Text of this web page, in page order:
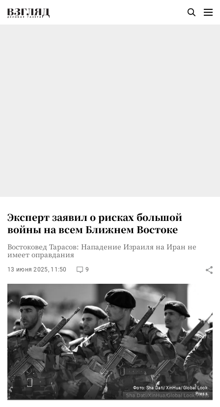
Эксперт заявил о рисках большой
войны на всем Ближнем Востоке
Востоковед Тарасов: Нападение Израиля на Иран не
имеет оправдания
13 июня 2025, 11:50 9
Фото: Sha Dati/XinHua/Global Look
Press